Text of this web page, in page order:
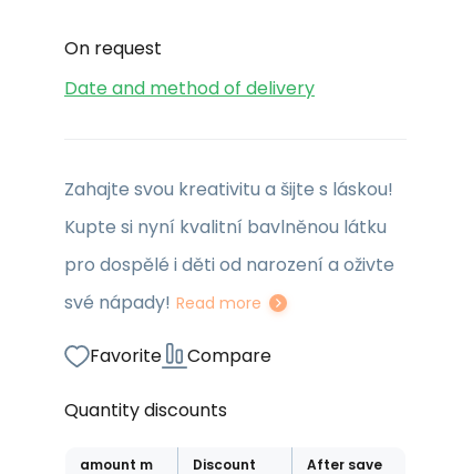
On request
Date and method of delivery
Zahajte svou kreativitu a šijte s láskou!
Kupte si nyní kvalitní bavlněnou látku
pro dospělé i děti od narození a oživte
své nápady! Read more
Favorite Compare
Quantity discounts
amount m Discount
After save